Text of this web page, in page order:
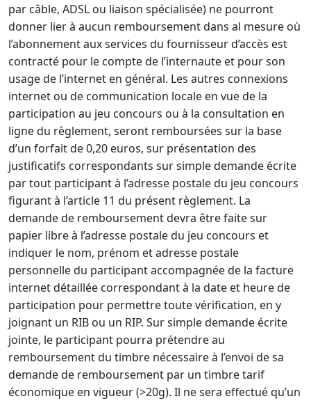
par câble, ADSL ou liaison spécialisée) ne pourront
donner lier à aucun remboursement dans al mesure où
l’abonnement aux services du fournisseur d’accès est
contracté pour le compte de l’internaute et pour son
usage de l’internet en général. Les autres connexions
internet ou de communication locale en vue de la
participation au jeu concours ou à la consultation en
ligne du règlement, seront remboursées sur la base
d’un forfait de 0,20 euros, sur présentation des
justificatifs correspondants sur simple demande écrite
par tout participant à l’adresse postale du jeu concours
figurant à l’article 11 du présent règlement. La
demande de remboursement devra être faite sur
papier libre à l’adresse postale du jeu concours et
indiquer le nom, prénom et adresse postale
personnelle du participant accompagnée de la facture
internet détaillée correspondant à la date et heure de
participation pour permettre toute vérification, en y
joignant un RIB ou un RIP. Sur simple demande écrite
jointe, le participant pourra prétendre au
remboursement du timbre nécessaire à l’envoi de sa
demande de remboursement par un timbre tarif
économique en vigueur (>20g). Il ne sera effectué qu’un